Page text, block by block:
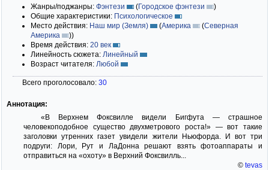
Жанры/поджанры: Фэнтези (Городское фэнтези
)
Общие характеристики: Психологическое
Место действия: Наш мир (Земля) (Америка (Северная
Америка
))
Время действия: 20 век
Линейность сюжета: Линейный
Возраст читателя: Любой
Всего проголосовало: 30
Аннотация:
«В Верхнем Фоксвилле видели Бигфута — страшное
человекоподобное существо двухметрового роста!» — вот такие
заголовки утренних газет увидели жители Ньюфорда. И вот три
подруги: Лори, Рут и ЛаДонна решают взять фотоаппараты и
отправиться на «охоту» в Верхний Фоксвилль...
© tevas